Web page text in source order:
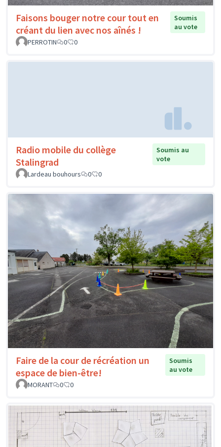
Faisons bouger notre cour tout en
créant du lien avec nos aînés !
Soumis
au vote
PERROTIN
0 0
Radio mobile du collège
Stalingrad
Soumis au
vote
Lardeau bouhours
0 0
Faire de la cour de récréation un
espace de bien-être!
Soumis
au vote
MORANT
0 0